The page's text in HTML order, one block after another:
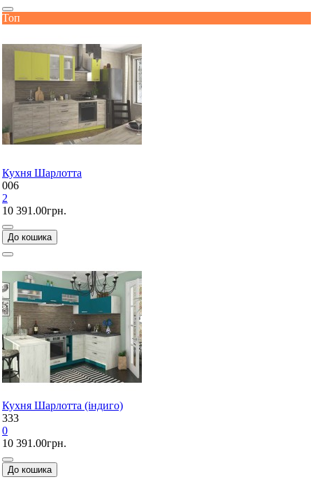
Топ
Кухня Шарлотта
006
2
10 391.00грн.
До кошика
Кухня Шарлотта (індиго)
333
0
10 391.00грн.
До кошика